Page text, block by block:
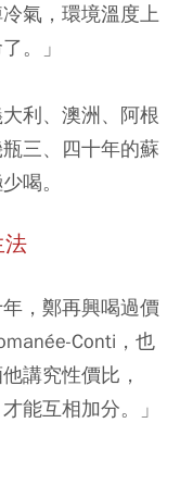
氣，環境溫度上
。」
利、澳洲、阿根
三、四十年的蘇
喝。
法
，鄭再興喝過價
Conti，也
講究性價比，
能互相加分。」